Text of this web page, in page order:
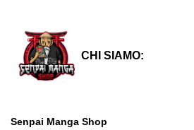
CHI SIAMO:
Senpai Manga Shop